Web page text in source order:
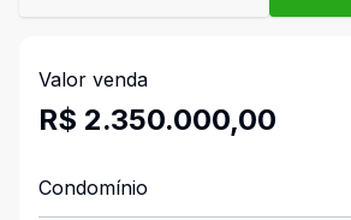
Valor venda
R$ 2.350.000,00
Condomínio